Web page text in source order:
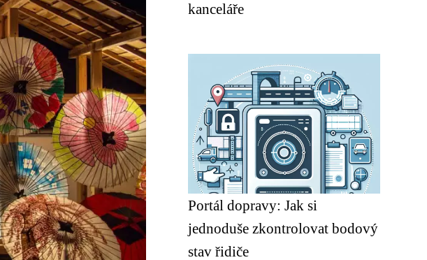
kanceláře
Portál dopravy: Jak si
jednoduše zkontrolovat bodový
stav řidiče